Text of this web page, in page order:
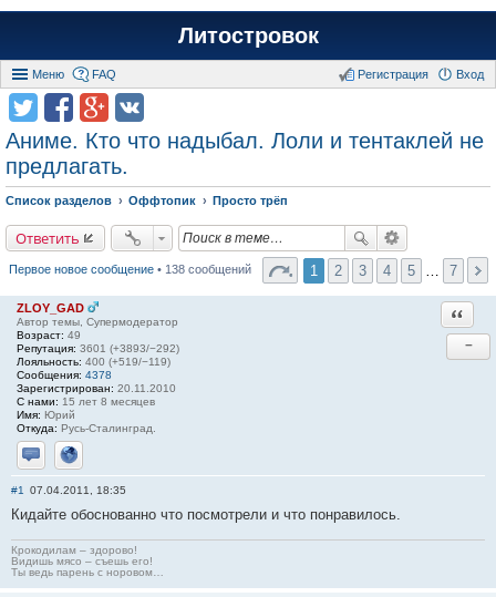
Литостровок
Меню FAQ Вход
Регистрация
Аниме. Кто что надыбал. Лоли и тентаклей не
предлагать.
Список разделов Оффтопик Просто трёп
Ответить
Первое новое сообщение• 138 сообщений 1 2 3 4 5 7
ZLOY_GAD
Автор темы, Супермодератор
Возраст: 49
Репутация: 3601 (+3893/−292)
Лояльность: 400 (+519/−119)
Сообщения: 4378
Зарегистрирован: 20.11.2010
С нами: 15 лет 8 месяцев
Имя: Юрий
Откуда: Русь-Сталинград.
Отправить личное сообщение
Сайт
−
#1 07.04.2011, 18:35
Кидайте обоснованно что посмотрели и что понравилось.
Крокодилам – здорово!
Видишь мясо – съешь его!
Ты ведь парень с норовом…